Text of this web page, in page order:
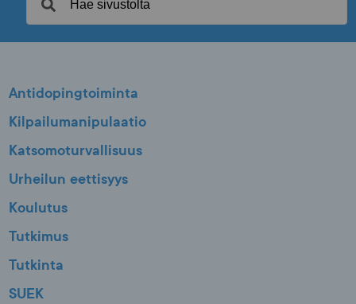
Antidopingtoiminta
Kilpailumanipulaatio
Katsomoturvallisuus
Urheilun eettisyys
Koulutus
Tutkimus
Tutkinta
SUEK